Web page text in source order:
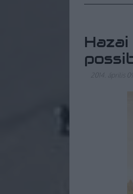
2014. április 09.